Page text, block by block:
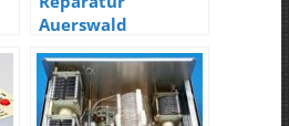
Auerswald
Commander Basic